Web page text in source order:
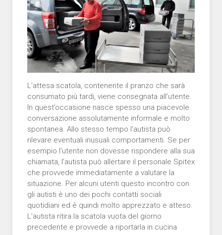
L’attesa scatola, contenente il pranzo che sarà
consumato più tardi, viene consegnata all’utente.
In quest’occasione nasce spesso una piacevole
conversazione assolutamente informale e molto
spontanea. Allo stesso tempo l’autista può
rilevare eventuali inusuali comportamenti. Se per
esempio l’utente non dovesse rispondere alla sua
chiamata, l’autista può allertare il personale Spitex
che provvede immediatamente a valutare la
situazione. Per alcuni utenti questo incontro con
gli autisti è uno dei pochi contatti sociali
quotidiani ed è quindi molto apprezzato e atteso.
L’autista ritira la scatola vuota del giorno
precedente e provvede a riportarla in cucina